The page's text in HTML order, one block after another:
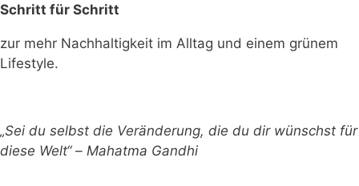
Schritt für Schritt
zur mehr Nachhaltigkeit im Alltag und einem grünem
Lifestyle.
„Sei du selbst die Veränderung, die du dir wünschst für
diese Welt“ – Mahatma Gandhi